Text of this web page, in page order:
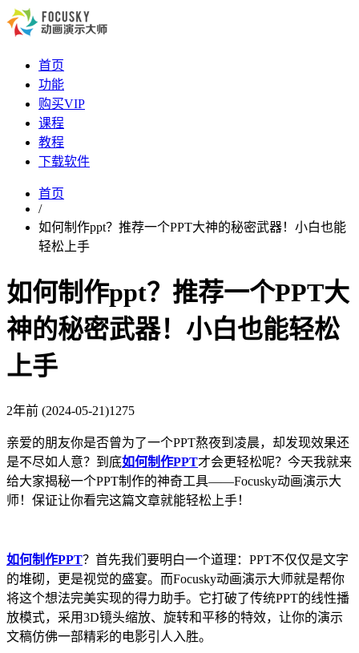
首页
功能
购买VIP
课程
教程
下载软件
首页
/
如何制作ppt？推荐一个PPT大神的秘密武器！小白也能
轻松上手
如何制作ppt？推荐一个PPT大
神的秘密武器！小白也能轻松
上手
2年前 (2024-05-21)1275
亲爱的朋友你是否曾为了一个PPT熬夜到凌晨，却发现效果还
是不尽如人意？到底如何制作PPT才会更轻松呢？今天我就来
给大家揭秘一个PPT制作的神奇工具——Focusky动画演示大
师！保证让你看完这篇文章就能轻松上手！
如何制作PPT？首先我们要明白一个道理：PPT不仅仅是文字
的堆砌，更是视觉的盛宴。而Focusky动画演示大师就是帮你
将这个想法完美实现的得力助手。它打破了传统PPT的线性播
放模式，采用3D镜头缩放、旋转和平移的特效，让你的演示
文稿仿佛一部精彩的电影引人入胜。